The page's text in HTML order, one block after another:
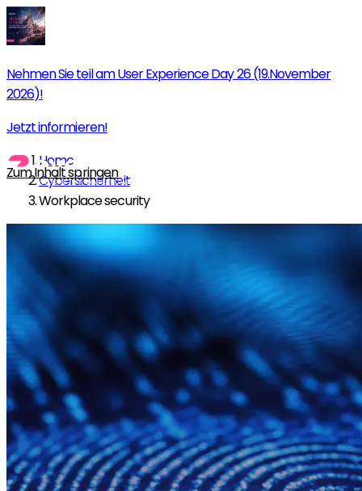
Nehmen Sie teil am User Experience Day 26 (19.November
2026)!
Jetzt informieren!
Zum Inhalt springen
Home
Cybersicherheit
Workplace security